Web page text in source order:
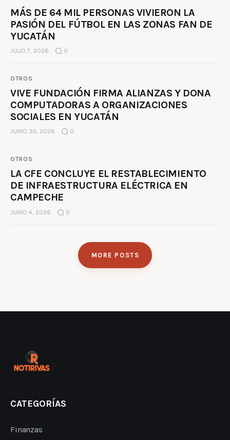
MÁS DE 64 MIL PERSONAS VIVIERON LA
PASIÓN DEL FÚTBOL EN LAS ZONAS FAN DE
YUCATÁN
JULIO 7, 2026 0
OTROS
VIVE FUNDACIÓN FIRMA ALIANZAS Y DONA
COMPUTADORAS A ORGANIZACIONES
SOCIALES EN YUCATÁN
JUNIO 30, 2026 0
OTROS
LA CFE CONCLUYE EL RESTABLECIMIENTO
DE INFRAESTRUCTURA ELÉCTRICA EN
CAMPECHE
JUNIO 4, 2026 0
MORE POSTS
CATEGORÍAS
Finanzas